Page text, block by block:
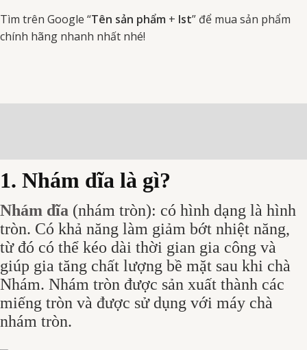
Tìm trên Google “Tên sản phẩm + Ist” để mua sản phẩm
chính hãng nhanh nhất nhé!
1. Nhám dĩa là gì?
Nhám dĩa (nhám tròn): có hình dạng là hình
tròn. Có khả năng làm giảm bớt nhiệt năng,
từ đó có thể kéo dài thời gian gia công và
giúp gia tăng chất lượng bề mặt sau khi chà
Nhám. Nhám tròn được sản xuất thành các
miếng tròn và được sử dụng với máy chà
nhám tròn.